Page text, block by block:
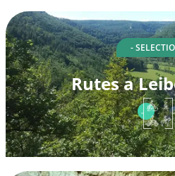
-
Rutes a